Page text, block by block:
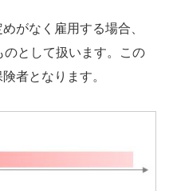
がなく雇用する場合、
として扱います。この
者となります。